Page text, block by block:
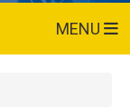
MENU